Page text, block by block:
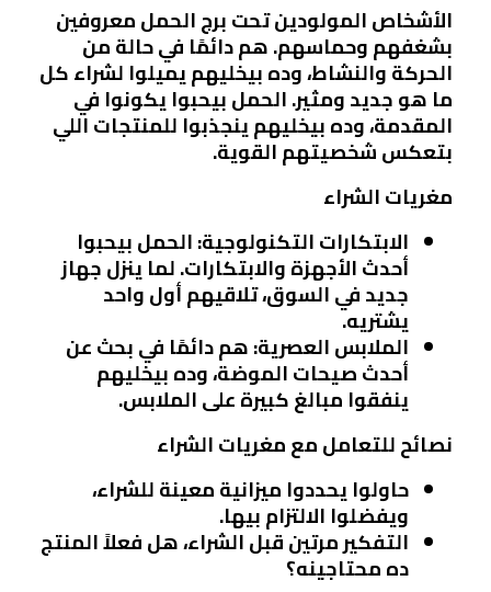
الأشخاص المولودين تحت برج الحمل معروفين
بشغفهم وحماسهم. هم دائمًا في حالة من
الحركة والنشاط، وده بيخليهم يميلوا لشراء كل
ما هو جديد ومثير. الحمل بيحبوا يكونوا في
المقدمة، وده بيخليهم ينجذبوا للمنتجات اللي
بتعكس شخصيتهم القوية.
مغريات الشراء
الابتكارات التكنولوجية: الحمل بيحبوا
أحدث الأجهزة والابتكارات. لما ينزل جهاز
جديد في السوق، تلاقيهم أول واحد
يشتريه.
الملابس العصرية: هم دائمًا في بحث عن
أحدث صيحات الموضة، وده بيخليهم
ينفقوا مبالغ كبيرة على الملابس.
نصائح للتعامل مع مغريات الشراء
حاولوا يحددوا ميزانية معينة للشراء،
ويفضلوا الالتزام بيها.
التفكير مرتين قبل الشراء، هل فعلاً المنتج
ده محتاجينه؟